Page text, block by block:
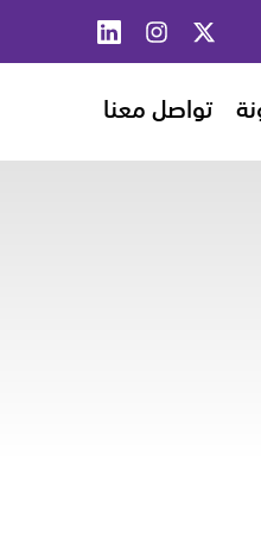
تواصل معنا